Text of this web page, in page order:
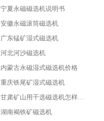
宁夏永磁磁选机说明书
安徽永磁滚筒磁选机
广东锰矿湿式磁选机
河北河沙磁选机
内蒙古永磁湿式磁选机价格
重庆铁尾矿湿式磁选机
甘肃矿山用干选磁选机怎样调磁
湖南褐铁矿磁选机